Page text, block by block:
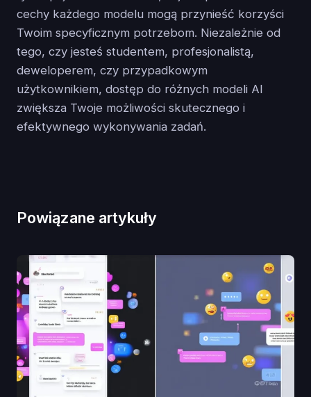
cechy każdego modelu mogą przynieść korzyści
Twoim specyficznym potrzebom. Niezależnie od
tego, czy jesteś studentem, profesjonalistą,
deweloperem, czy przypadkowym
użytkownikiem, dostęp do różnych modeli AI
zwiększa Twoje możliwości skutecznego i
efektywnego wykonywania zadań.
Powiązane artykuły